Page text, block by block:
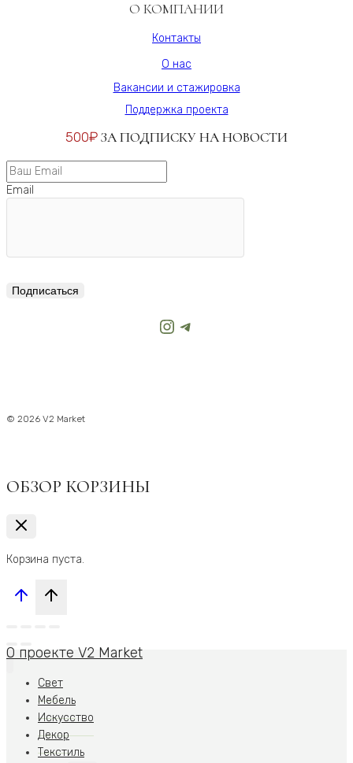
О КОМПАНИИ
Контакты
О нас
Вакансии и стажировка
Поддержка проекта
500₽ ЗА ПОДПИСКУ НА НОВОСТИ
Email
Подписаться
Instagram
Telegram
© 2026 V2 Market
ОБЗОР КОРЗИНЫ
Корзина пуста.
О проекте V2 Market
Свет
Мебель
Искусство
Декор
Текстиль